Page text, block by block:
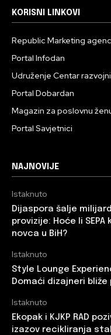
KORISNI LINKOVI
Republic Marketing
Portal Infodan
Udruženje Centar
Portal Dobardan
Magazin za poslovnu
Portal Savjetnici
NAJNOVIJE
Istaknuto
Dijaspora šalje
provizije: Hoće li
novca u BiH?
Istaknuto
Style Lounge
Domaći dizajneri bliže
Istaknuto
Ekopak i KJKP RAD
izazov recikliranja